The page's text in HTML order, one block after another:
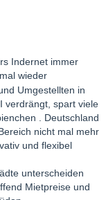
Indernet immer
wieder
Umgestellten in
verdrängt, spart viele
. Deutschland
nicht mal mehr
und flexibel
unterscheiden
Mietpreise und